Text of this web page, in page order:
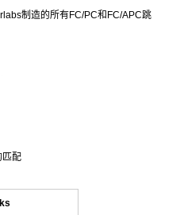
制造的所有FC/PC和FC/APC跳
匹配